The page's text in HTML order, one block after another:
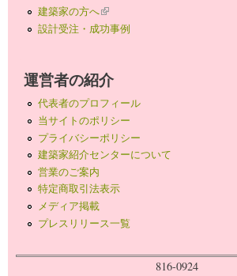
建築家の方へ(link is external)
設計受注・成功事例
運営者の紹介
代表者のプロフィール
当サイトのポリシー
プライバシーポリシー
建築家紹介センターについて
営業のご案内
特定商取引法表示
メディア掲載
プレスリリース一覧
816-0924